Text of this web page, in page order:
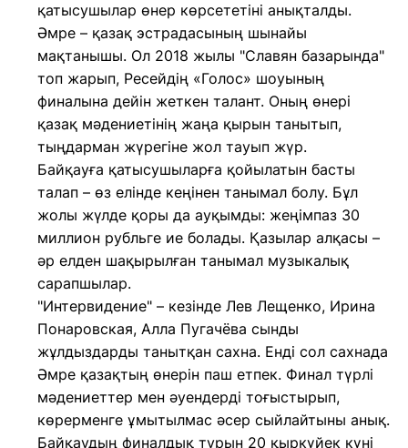
қатысушылар өнер көрсететіні анықталды.
Әмре – қазақ эстрадасының шынайы
мақтанышы. Ол 2018 жылы "Славян базарында"
топ жарып, Ресейдің «Голос» шоуының
финалына дейін жеткен талант. Оның өнері
қазақ мәдениетінің жаңа қырын танытып,
тыңдарман жүрегіне жол тауып жүр.
Байқауға қатысушыларға қойылатын басты
талап – өз елінде кеңінен танымал болу. Бұл
жолы жүлде қоры да ауқымды: жеңімпаз 30
миллион рубльге ие болады. Қазылар алқасы –
әр елден шақырылған танымал музыкалық
сарапшылар.
"Интервидение" – кезінде Лев Лещенко, Ирина
Понаровская, Алла Пугачёва сынды
жұлдыздарды танытқан сахна. Енді сол сахнада
Әмре қазақтың өнерін паш етпек. Финал түрлі
мәдениеттер мен әуендерді тоғыстырып,
көрерменге ұмытылмас әсер сыйлайтыны анық.
Байқаудың финалдық турын 20 қыркүйек күні